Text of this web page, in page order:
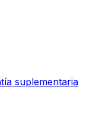
suplementaria